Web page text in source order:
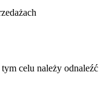
celu należy odnaleźć